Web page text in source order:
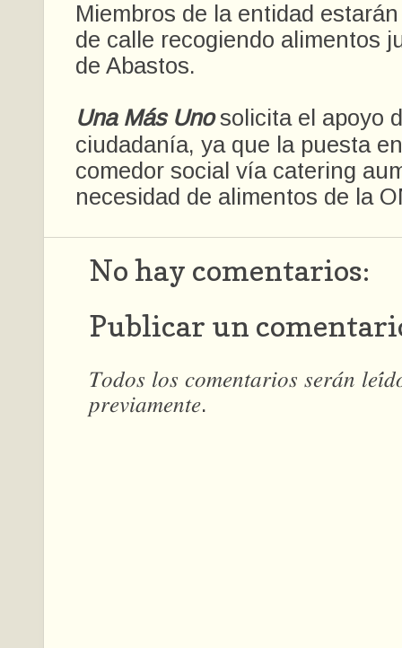
Miembros de la entidad
de calle recogiendo alimentos
de Abastos.
Una Más Unosolicita el apoyo
ciudadanía, ya que la puesta
comedor social vía catering
necesidad de alimentos de la
No hay comentarios:
Publicar un
𝑇𝑜𝑑𝑜𝑠 𝑙𝑜𝑠 𝑐𝑜𝑚𝑒𝑛𝑡𝑎𝑟𝑖𝑜𝑠 𝑠𝑒𝑟𝑎́𝑛
𝑝𝑟𝑒𝑣𝑖𝑎𝑚𝑒𝑛𝑡𝑒.